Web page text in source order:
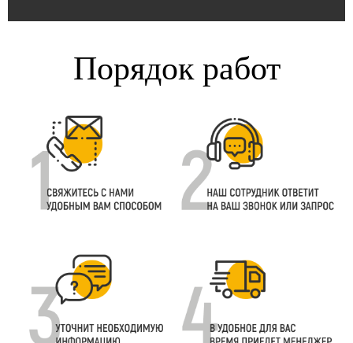
Порядок работ